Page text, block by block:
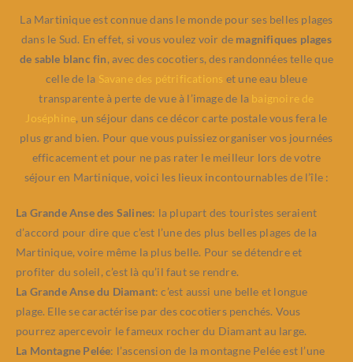
La Martinique est connue dans le monde pour ses belles plages
dans le Sud. En effet, si vous voulez voir de magnifiques plages
de sable blanc fin, avec des cocotiers, des randonnées telle que
celle de la Savane des pétrifications et une eau bleue
transparente à perte de vue à l’image de la baignoire de
Joséphine, un séjour dans ce décor carte postale vous fera le
plus grand bien. Pour que vous puissiez organiser vos journées
efficacement et pour ne pas rater le meilleur lors de votre
séjour en Martinique, voici les lieux incontournables de l’île :
La Grande Anse des Salines: la plupart des touristes seraient
d’accord pour dire que c’est l’une des plus belles plages de la
Martinique, voire même la plus belle. Pour se détendre et
profiter du soleil, c’est là qu’il faut se rendre.
La Grande Anse du Diamant: c’est aussi une belle et longue
plage. Elle se caractérise par des cocotiers penchés. Vous
pourrez apercevoir le fameux rocher du Diamant au large.
La Montagne Pelée: l’ascension de la montagne Pelée est l’une